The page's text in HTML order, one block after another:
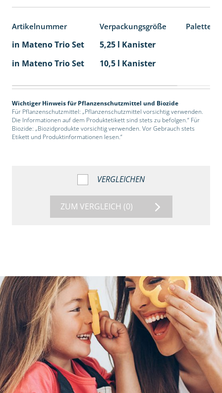
Artikelnummer Verpackungsgröße
in Mateno Trio Set
5,25 l Kanister
in Mateno Trio Set
10,5 l Kanister
Wichtiger Hinweis für Pflanzenschutzmittel und Biozide
Für Pflanzenschutzmittel: „Pflanzenschutzmittel vorsichtig verwenden.
Die Informationen auf dem Produktetikett sind stets zu befolgen.“ Für
Biozide: „Biozidprodukte vorsichtig verwenden. Vor Gebrauch stets
Etikett und Produktinformationen lesen.“
VERGLEICHEN
ZUM VERGLEICH (0)